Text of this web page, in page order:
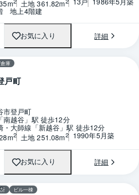
土地 361.82m
　地上4階建
お気に入り 詳細
1 / 0 間取り
庫
戸町
市登戸町
南越谷」駅 徒歩12分
・大師線「新越谷」駅 徒歩12分
2 土地 251.08m2 1990年5月築
お気に入り 詳細
1 / 0 間取り
ビル一棟